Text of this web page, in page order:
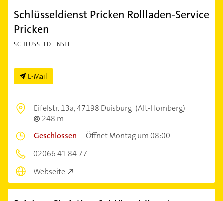
Schlüsseldienst Pricken Rollladen-Service
Pricken
SCHLÜSSELDIENSTE
E-Mail
Eifelstr. 13a,47198 Duisburg (Alt-Homberg)
248 m
Geschlossen –Öffnet Montag um 08:00
02066 41 84 77
Webseite